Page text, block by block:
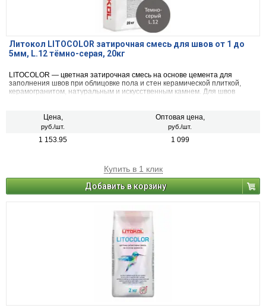
Литокол LITOCOLOR затирочная смесь для швов от 1 до
5мм, L.12 тёмно-серая, 20кг
LITOCOLOR — цветная затирочная смесь на основе цемента для
заполнения швов при облицовке пола и стен керамической плиткой,
керамогранитом, натуральным и искусственным камнем. Для швов
Цена,
руб./шт.
Оптовая цена,
руб./шт.
1 153.95 1 099
Купить в 1 клик
Добавить в корзину